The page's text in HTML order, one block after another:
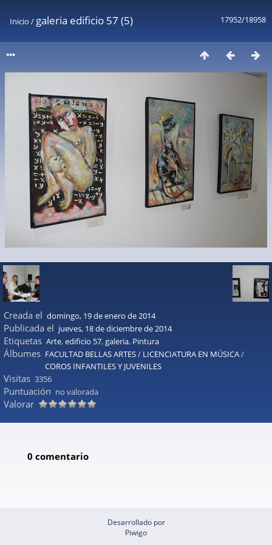
17952/18958
Inicio / galeria edificio 57 (5)
Creada el domingo, 19 de enero de 2014
Publicada el jueves, 18 de diciembre de 2014
Etiquetas Arte,edificio 57,galeria, Pintura
Álbumes FACULTAD BELLAS ARTES/ LICENCIATURA EN MÚSICA/
COROS INFANTILES Y JUVENILES
Visitas 3356
Puntuación no valorada
Valorar
0 comentario
Desarrollado por
Piwigo